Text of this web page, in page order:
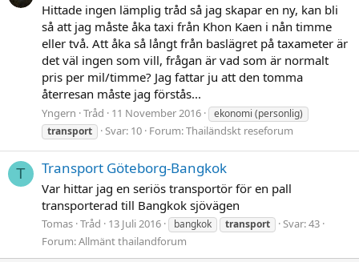
Hittade ingen lämplig tråd så jag skapar en ny, kan bli
så att jag måste åka taxi från Khon Kaen i nån timme
eller två. Att åka så långt från baslägret på taxameter är
det väl ingen som vill, frågan är vad som är normalt
pris per mil/timme? Jag fattar ju att den tomma
återresan måste jag förstås...
Yngern Tråd 11 November 2016
ekonomi (personlig)
transport
Svar: 10 Forum:Thailändskt reseforum
T Transport Göteborg-Bangkok
Var hittar jag en seriös transportör för en pall
transporterad till Bangkok sjövägen
Tomas Tråd 13 Juli 2016 bangkok transport
Svar: 43
Forum:Allmänt thailandforum